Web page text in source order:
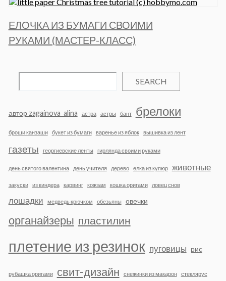
ЕЛОЧКА ИЗ БУМАГИ СВОИМИ
РУКАМИ (МАСТЕР-КЛАСС)
SEARCH
автор zagainova_alina астра астры бант брелоки
броши канзаши букет из бумаги варенье из яблок вышивка из лент
газеты георгиевские ленты гирлянда своими руками
день святого валентина день учителя дерево елка из купюр животные
закуски из киндера карвинг кожзам кошка оригами ловец снов
лошадки медведь крючком обезьяны овечки
органайзеры пластилин
плетение из резинок пуговицы рис
рубашка оригами свит-дизайн снежинки из макарон стеклярус